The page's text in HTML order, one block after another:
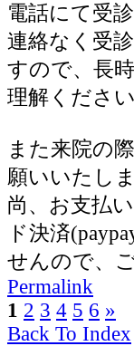
電話にて受
連絡なく受
すので、長
理解ください
また来院の
願いいたしま
尚、お支払
ド決済
せんので、
Permalink
1 2 3 4 5 6 »
Back To Index